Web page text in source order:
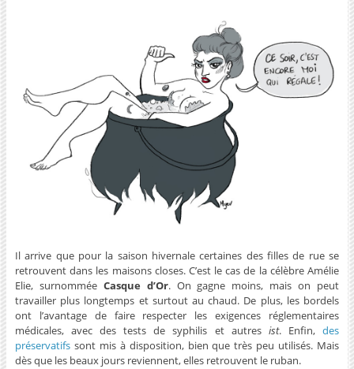
Il arrive que pour la saison hivernale certaines des filles de rue se
retrouvent dans les maisons closes. C’est le cas de la célèbre Amélie
Elie, surnommée Casque d’Or. On gagne moins, mais on peut
travailler plus longtemps et surtout au chaud. De plus, les bordels
ont l’avantage de faire respecter les exigences réglementaires
médicales, avec des tests de syphilis et autres ist. Enfin,des
préservatifssont mis à disposition, bien que très peu utilisés. Mais
dès que les beaux jours reviennent, elles retrouvent le ruban.